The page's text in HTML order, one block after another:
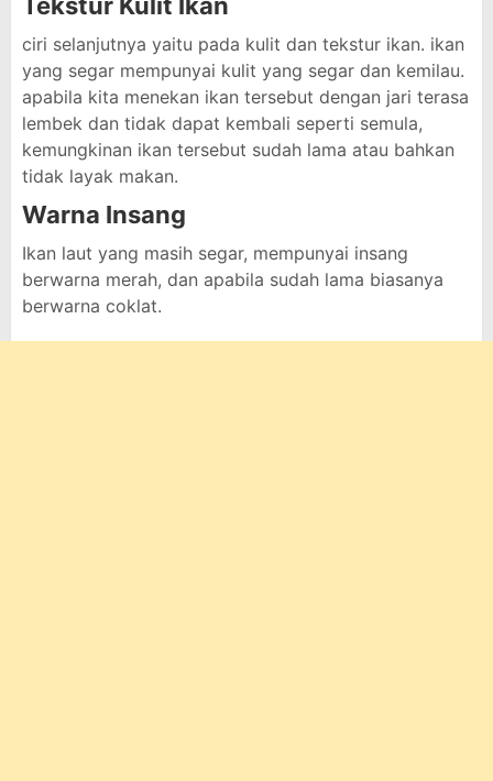
ciri selanjutnya yaitu pada kulit dan tekstur ikan. ikan
yang segar mempunyai kulit yang segar dan kemilau.
apabila kita menekan ikan tersebut dengan jari terasa
lembek dan tidak dapat kembali seperti semula,
kemungkinan ikan tersebut sudah lama atau bahkan
tidak layak makan.
Warna Insang
Ikan laut yang masih segar, mempunyai insang
berwarna merah, dan apabila sudah lama biasanya
berwarna coklat.